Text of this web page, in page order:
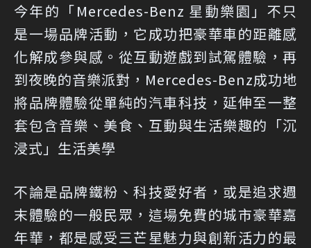
今年的「Mercedes-Benz 星動樂園」不只
是一場品牌活動，它成功把豪華車的距離感
化解成參與感。從互動遊戲到試駕體驗，再
到夜晚的音樂派對，Mercedes-Benz成功地
將品牌體驗從單純的汽車科技，延伸至一整
套包含音樂、美食、互動與生活樂趣的「沉
浸式」生活美學
不論是品牌鐵粉、科技愛好者，或是追求週
末體驗的一般民眾，這場免費的城市豪華嘉
年華，都是感受三芒星魅力與創新活力的最